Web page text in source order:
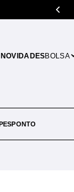
NOVIDADESBOLSA